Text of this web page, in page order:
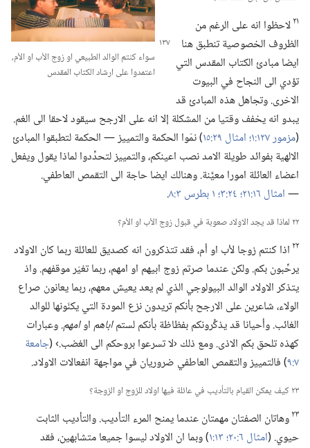
سواء كنتم الوالد الطبيعي او زوج الأب او الأم،‏
اعتمدوا على ارشاد الكتاب المقدس
٢١لاحظوا انه على الرغم من
الظروف الخصوصية تنطبق هنا
ايضا مبادئ الكتاب المقدس التي
تؤدي الى النجاح في البيوت
الاخرى.‏ وتجاهل هذه المبادئ قد
يبدو انه يخفف وقتيا من المشكلة إلا انه على الارجح سيقود لاحقا الى الغم.‏
(‏مزمور ١٢٧:‏١؛‏ امثال ٢٩:‏١٥
‏)‏ نمّوا الحكمة والتمييز —‏ الحكمة لتطبقوا المبادئ
الالهية بفوائد طويلة الامد نصب اعينكم،‏ والتمييز لتحدِّدوا لماذا يقول ويفعل
اعضاء العائلة امورا معيَّنة.‏ وهنالك ايضا حاجة الى التقمص العاطفي.‏
—‏امثال ١٦:‏٢١؛‏ ‏.‏
٢٢ لماذا قد يجد الاولاد صعوبة في قبول زوج الأب او الأم؟‏
٢٢ اذا كنتم زوجا لأب او أم،‏ فقد تتذكرون انه كصديق للعائلة ربما كان الاولاد
يرحِّبون بكم.‏ ولكن عندما صرتم زوج ابيهم او امهم،‏ ربما تغيّر موقفهم.‏ واذ
يتذكر الاولاد الوالد البيولوجي الذي لم يعد يعيش معهم،‏ ربما يعانون صراع
الولاء،‏ شاعرين على الارجح بأنكم تريدون نزع المودة التي يكنّونها للوالد
الغائب.‏ وأحيانا قد يذكِّرونكم بفظاظة بأنكم لستماباهماوامهم.‏وعبارات
كهذه تلحق بكم الاذى.‏ ومع ذلك ‹لا تسرعوا بروحكم الى الغضب.‏› (‏جامعة
٧:‏٩ ‏)‏ فالتمييز والتقمص العاطفي ضروريان في مواجهة انفعالات الاولاد.‏
٢٣ كيف يمكن القيام بالتأديب في عائلة فيها اولاد للزوج او الزوجة؟‏
٢٣وهاتان الصفتان مهمتان عندما يمنح المرء التأديب.‏ والتأديب الثابت
حيوي.‏ (‏امثال ٦:‏٢٠؛‏
‏)‏ وبما ان الاولاد ليسوا جميعا متشابهين،‏ فقد